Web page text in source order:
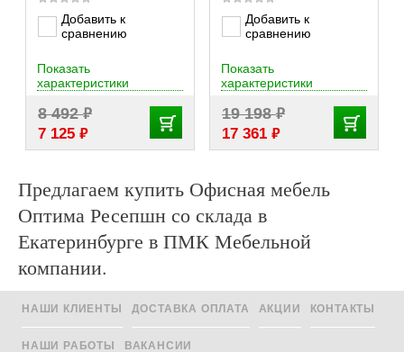
Добавить к
сравнению
8 492₽
7 125 ₽
Показать
характеристики
Добавить к
сравнению
19 198₽
17 361 ₽
Показать
характеристики
Предлагаем купить Офисная мебель
Оптима Ресепшн со склада в
Екатеринбурге в ПМК Мебельной
компании.
НАШИ КЛИЕНТЫ ДОСТАВКА ОПЛАТА АКЦИИ КОНТАКТЫ
НАШИ РАБОТЫ ВАКАНСИИ